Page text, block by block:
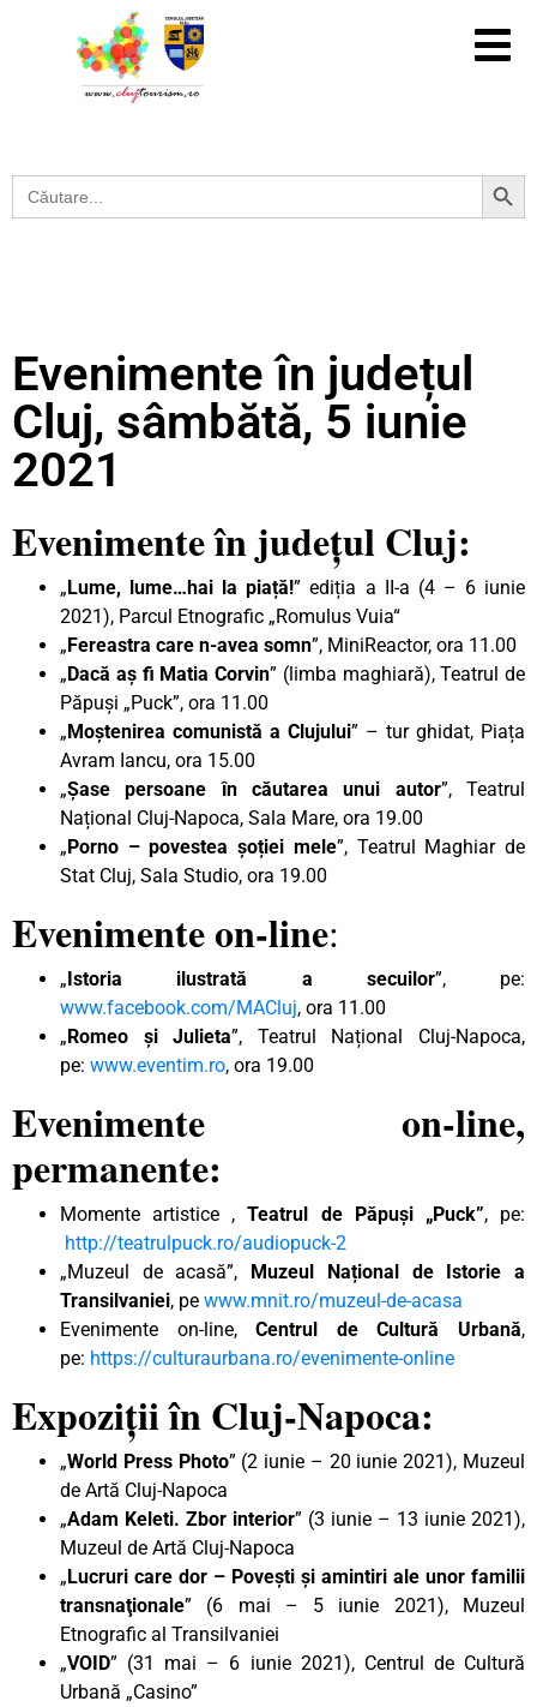
Search
for:
Search Button
Evenimente în județul
Cluj, sâmbătă, 5 iunie
2021
Evenimente în județul Cluj:
„Lume, lume…hai la piață!” ediția a II-a (4 – 6 iunie
2021), Parcul Etnografic „Romulus Vuia“
„Fereastra care n-avea somn”, MiniReactor, ora 11.00
„Dacă aș fi Matia Corvin” (limba maghiară), Teatrul de
Păpuși „Puck”, ora 11.00
„Moștenirea comunistă a Clujului” – tur ghidat, Piața
Avram Iancu, ora 15.00
„Șase persoane în căutarea unui autor”, Teatrul
Național Cluj-Napoca, Sala Mare, ora 19.00
„Porno – povestea șoției mele”, Teatrul Maghiar de
Stat Cluj, Sala Studio, ora 19.00
Evenimente on-line:
„Istoria ilustrată a secuilor”, pe:
www.facebook.com/MACluj, ora 11.00
„Romeo și Julieta”, Teatrul Național Cluj-Napoca,
pe: www.eventim.ro, ora 19.00
Evenimente on-line,
permanente:
Momente artistice ,Teatrul de Păpuși „Puck”, pe:
http://teatrulpuck.ro/audiopuck-2
„Muzeul de acasă”, Muzeul Național de Istorie a
Transilvaniei, pe www.mnit.ro/muzeul-de-acasa
Evenimente on-line,Centrul de Cultură Urbană,
pe: https://culturaurbana.ro/evenimente-online
Expoziții în Cluj-Napoca:
„World Press Photo” (2 iunie – 20 iunie 2021), Muzeul
de Artă Cluj-Napoca
„Adam Keleti. Zbor interior” (3 iunie – 13 iunie 2021),
Muzeul de Artă Cluj-Napoca
„Lucruri care dor – Poveşti şi amintiri ale unor familii
transnaţionale” (6 mai – 5 iunie 2021), Muzeul
Etnografic al Transilvaniei
„VOID” (31 mai – 6 iunie 2021), Centrul de Cultură
Urbană „Casino”